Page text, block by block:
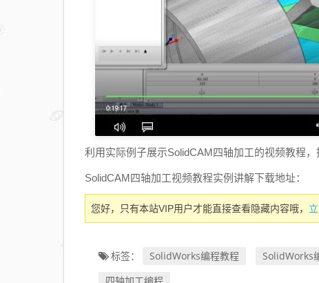
利用实际例子展示SolidCAM四轴加工的视频教程
SolidCAM四轴加工视频教程实例讲解下载地址：
您好，只有本站VIP用户才能直接查看隐藏内容哦，
标签： SolidWorks编程教程 SolidWorks